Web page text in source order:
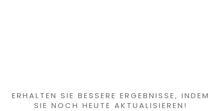
ERHALTEN SIE BESSERE ERGEBNISSE, INDEM
SIE NOCH HEUTE AKTUALISIEREN!